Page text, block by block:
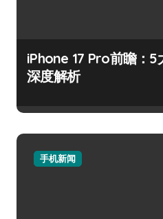
iPhone 17 Pro前瞻：5
深度解析
手机新闻